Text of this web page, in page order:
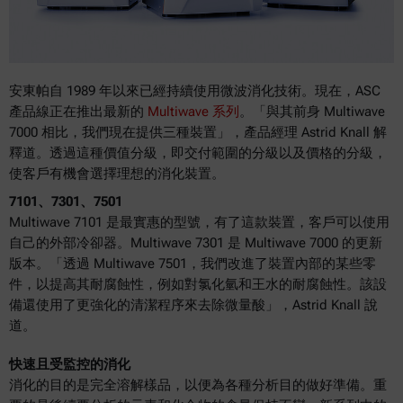
安東帕自 1989 年以來已經持續使用微波消化技術。現在，ASC
產品線正在推出最新的 Multiwave 系列 。「與其前身 Multiwave
7000 相比，我們現在提供三種裝置」，產品經理 Astrid Knall 解
釋道。透過這種價值分級，即交付範圍的分級以及價格的分級，
使客戶有機會選擇理想的消化裝置。
7101、7301、7501
Multiwave 7101 是最實惠的型號，有了這款裝置，客戶可以使用
自己的外部冷卻器。Multiwave 7301 是 Multiwave 7000 的更新
版本。「透過 Multiwave 7501，我們改進了裝置內部的某些零
件，以提高其耐腐蝕性，例如對氯化氫和王水的耐腐蝕性。該設
備還使用了更強化的清潔程序來去除微量酸」，Astrid Knall 說
道。
快速且受監控的消化
消化的目的是完全溶解樣品，以便為各種分析目的做好準備。重